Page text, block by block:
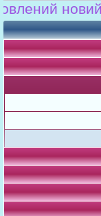
новий